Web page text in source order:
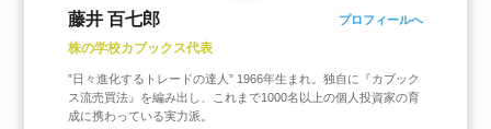
藤井 百七郎 プロフィールへ
株の学校カブックス代表
”日々進化するトレードの達人” 1966年生まれ。独自に『カブック
ス流売買法』を編み出し、これまで1000名以上の個人投資家の育
成に携わっている実力派。